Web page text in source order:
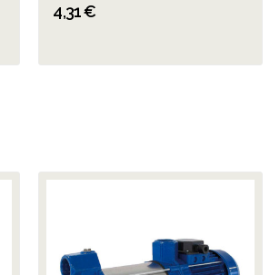
4,31 €